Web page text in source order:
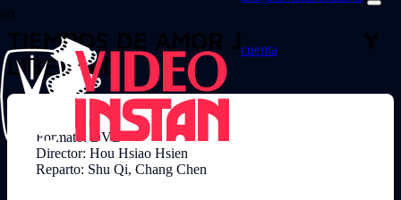
cuenta
TIEMPOS DE AMOR JUVENTUD Y
LIBERTAD
Formato: DVD
Director: Hou Hsiao Hsien
Reparto: Shu Qi, Chang Chen